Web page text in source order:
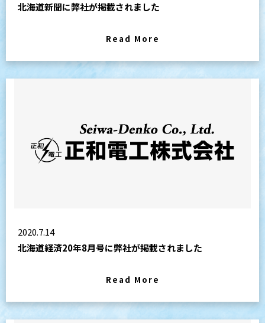
北海道新聞に弊社が掲載されました
Read More
2020.7.14
北海道経済20年8月号に弊社が掲載されました
Read More